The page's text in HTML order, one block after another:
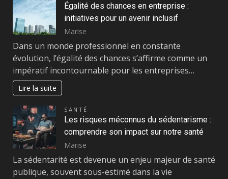
Égalité des chances en entreprise :
initiatives pour un avenir inclusif
Marise
Dans un monde professionnel en constante
évolution, l’égalité des chances s’affirme comme un
impératif incontournable pour les entreprises…
Lire la suite
SANTÉ
Les risques méconnus du sédentarisme :
comprendre son impact sur notre santé
Marise
La sédentarité est devenue un enjeu majeur de santé
publique, souvent sous-estimé dans la vie